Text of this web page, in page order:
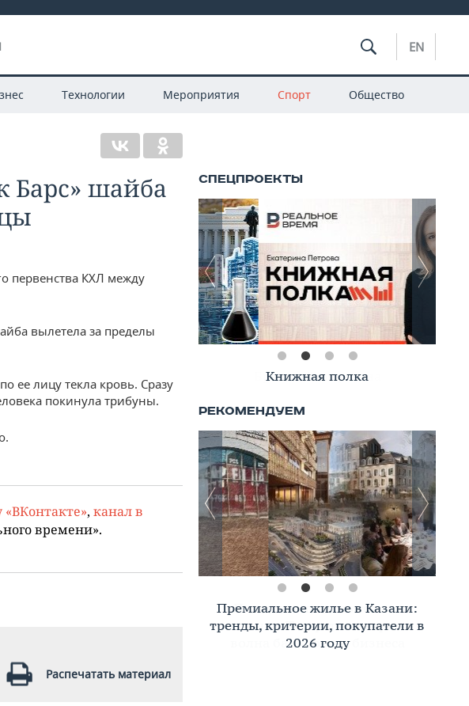
EN
Технологии Мероприятия Спорт Общество
Барс» шайба
первенства КХЛ между
вылетела за пределы
ее лицу текла кровь. Сразу
покинула трибуны.
«ВКонтакте», канал в
времени».
Распечатать материал
Книжная полка
Премиальное жилье в Казани:
тренды, критерии, покупатели в
2026 году